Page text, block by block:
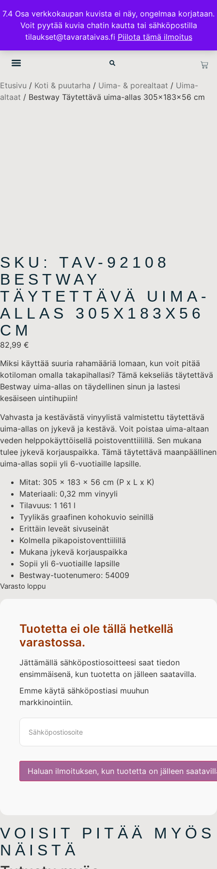
7.4 Osa verkkokaupan kuvista ei näy, ongelmaa korjataan.
Voit pyytää kuvia chatin kautta tai sähköpostilla
tilaukset@tavarataivas.fi Piilota tämä ilmoitus
ILMAINEN TOIMITUS 100€ TILAUKSISSA
TAVARATAIVAS.FI
Etusivu / Koti & puutarha / Uima- & porealtaat / Uima-
altaat / Bestway Täytettävä uima-allas 305x183x56 cm
SKU: TAV-92108
BESTWAY
TÄYTETTÄVÄ UIMA-
ALLAS 305X183X56
CM
82,99 €
Miksi käyttää suuria rahamääriä lomaan, kun voit pitää
kotiloman omalla takapihallasi? Tämä kekseliäs täytettävä
Bestway uima-allas on täydellinen sinun ja lastesi
kesäiseen uintihupiin!
Vahvasta ja kestävästä vinyylistä valmistettu täytettävä
uima-allas on jykevä ja kestävä. Voit poistaa uima-altaan
veden helppokäyttöisellä poistoventtiilillä. Sen mukana
tulee jykevä korjauspaikka. Tämä täytettävä maanpäällinen
uima-allas sopii yli 6-vuotiaille lapsille.
Mitat: 305 x 183 x 56 cm (P x L x K)
Materiaali: 0,32 mm vinyyli
Tilavuus: 1 161 l
Tyylikäs graafinen kohokuvio seinillä
Erittäin leveät sivuseinät
Kolmella pikapoistoventtiilillä
Mukana jykevä korjauspaikka
Sopii yli 6-vuotiaille lapsille
Bestway-tuotenumero: 54009
Varasto loppu
Tuotetta ei ole tällä hetkellä
varastossa.
Jättämällä sähköpostiosoitteesi saat tiedon
ensimmäisenä, kun tuotetta on jälleen saatavilla.
Emme käytä sähköpostiasi muuhun
markkinointiin.
VOISIT PITÄÄ MYÖS
NÄISTÄ